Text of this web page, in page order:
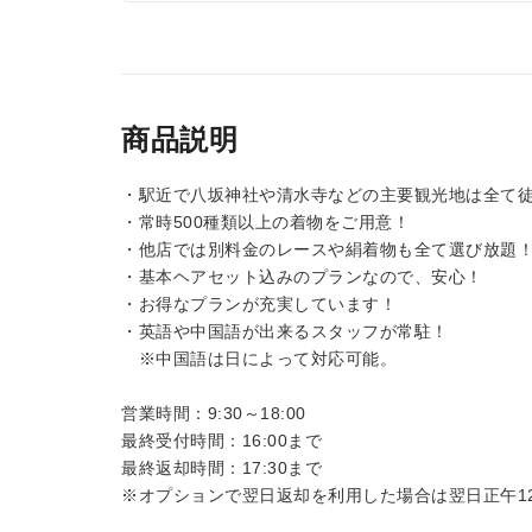
商品説明
・駅近で八坂神社や清水寺などの主要観光地は全て
・常時500種類以上の着物をご用意！
・他店では別料金のレースや絹着物も全て選び放題！
・基本ヘアセット込みのプランなので、安心！
・お得なプランが充実しています！
・英語や中国語が出来るスタッフが常駐！
※中国語は日によって対応可能。
営業時間：9:30～18:00
最終受付時間：16:00まで
最終返却時間：17:30まで
※オプションで翌日返却を利用した場合は翌日正午